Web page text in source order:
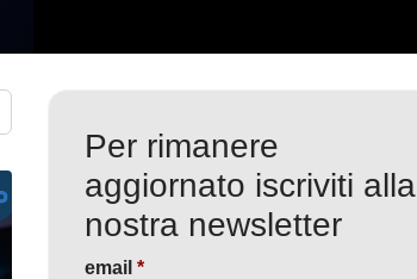
Per rimanere
aggiornato iscriviti alla
nostra newsletter
email *